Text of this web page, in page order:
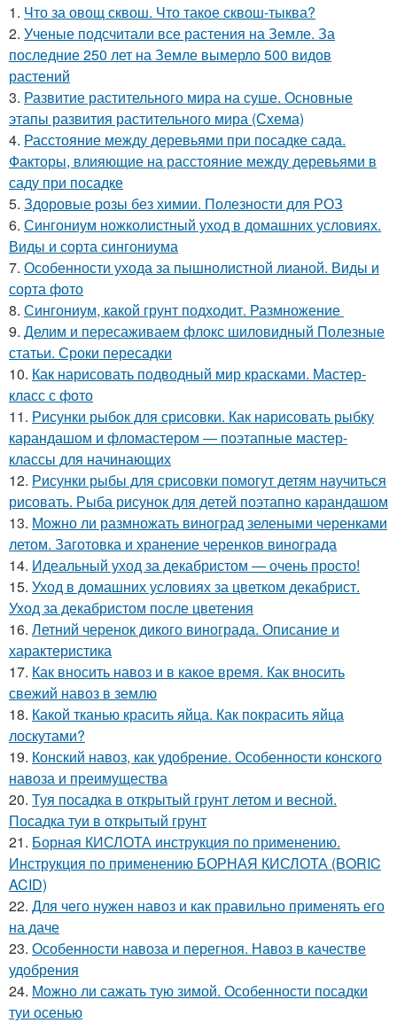
1. Что за овощ сквош. Что такое сквош-тыква?
2. Ученые подсчитали все растения на Земле. За
последние 250 лет на Земле вымерло 500 видов
растений
3. Развитие растительного мира на суше. Основные
этапы развития растительного мира (Схема)
4. Расстояние между деревьями при посадке сада.
Факторы, влияющие на расстояние между деревьями в
саду при посадке
5. Здоровые розы без химии. Полезности для РОЗ
6. Сингониум ножколистный уход в домашних условиях.
Виды и сорта сингониума
7. Особенности ухода за пышнолистной лианой. Виды и
сорта фото
8. Сингониум, какой грунт подходит. Размножение
9. Делим и пересаживаем флокс шиловидный Полезные
статьи. Сроки пересадки
10. Как нарисовать подводный мир красками. Мастер-
класс с фото
11. Рисунки рыбок для срисовки. Как нарисовать рыбку
карандашом и фломастером — поэтапные мастер-
классы для начинающих
12. Рисунки рыбы для срисовки помогут детям научиться
рисовать. Рыба рисунок для детей поэтапно карандашом
13. Можно ли размножать виноград зелеными черенками
летом. Заготовка и хранение черенков винограда
14. Идеальный уход за декабристом — очень просто!
15. Уход в домашних условиях за цветком декабрист.
Уход за декабристом после цветения
16. Летний черенок дикого винограда. Описание и
характеристика
17. Как вносить навоз и в какое время. Как вносить
свежий навоз в землю
18. Какой тканью красить яйца. Как покрасить яйца
лоскутами?
19. Конский навоз, как удобрение. Особенности конского
навоза и преимущества
20. Туя посадка в открытый грунт летом и весной.
Посадка туи в открытый грунт
21. Борная КИСЛОТА инструкция по применению.
Инструкция по применению БОРНАЯ КИСЛОТА (BORIC
ACID)
22. Для чего нужен навоз и как правильно применять его
на даче
23. Особенности навоза и перегноя. Навоз в качестве
удобрения
24. Можно ли сажать тую зимой. Особенности посадки
туи осенью